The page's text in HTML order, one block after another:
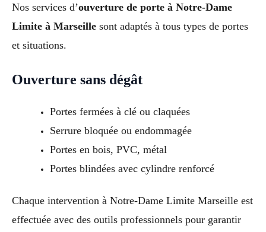
Nos services d’ouverture de porte à Notre-Dame
Limite à Marseille sont adaptés à tous types de portes
et situations.
Ouverture sans dégât
Portes fermées à clé ou claquées
Serrure bloquée ou endommagée
Portes en bois, PVC, métal
Portes blindées avec cylindre renforcé
Chaque intervention à Notre-Dame Limite Marseille est
effectuée avec des outils professionnels pour garantir